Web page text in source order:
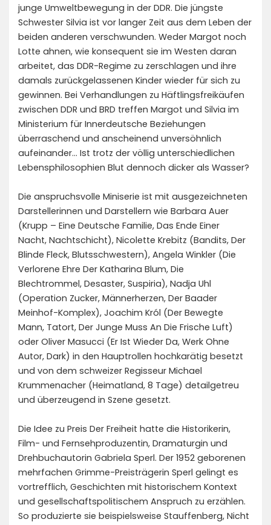
junge Umweltbewegung in der DDR. Die jüngste
Schwester Silvia ist vor langer Zeit aus dem Leben der
beiden anderen verschwunden. Weder Margot noch
Lotte ahnen, wie konsequent sie im Westen daran
arbeitet, das DDR-Regime zu zerschlagen und ihre
damals zurückgelassenen Kinder wieder für sich zu
gewinnen. Bei Verhandlungen zu Häftlingsfreikäufen
zwischen DDR und BRD treffen Margot und Silvia im
Ministerium für Innerdeutsche Beziehungen
überraschend und anscheinend unversöhnlich
aufeinander… Ist trotz der völlig unterschiedlichen
Lebensphilosophien Blut dennoch dicker als Wasser?
Die anspruchsvolle Miniserie ist mit ausgezeichneten
Darstellerinnen und Darstellern wie Barbara Auer
(Krupp – Eine Deutsche Familie, Das Ende Einer
Nacht, Nachtschicht), Nicolette Krebitz (Bandits, Der
Blinde Fleck, Blutsschwestern), Angela Winkler (Die
Verlorene Ehre Der Katharina Blum, Die
Blechtrommel, Desaster, Suspiria), Nadja Uhl
(Operation Zucker, Männerherzen, Der Baader
Meinhof-Komplex), Joachim Król (Der Bewegte
Mann, Tatort, Der Junge Muss An Die Frische Luft)
oder Oliver Masucci (Er Ist Wieder Da, Werk Ohne
Autor, Dark) in den Hauptrollen hochkarätig besetzt
und von dem schweizer Regisseur Michael
Krummenacher (Heimatland, 8 Tage) detailgetreu
und überzeugend in Szene gesetzt.
Die Idee zu Preis Der Freiheit hatte die Historikerin,
Film- und Fernsehproduzentin, Dramaturgin und
Drehbuchautorin Gabriela Sperl. Der 1952 geborenen
mehrfachen Grimme-Preisträgerin Sperl gelingt es
vortrefflich, Geschichten mit historischem Kontext
und gesellschaftspolitischem Anspruch zu erzählen.
So produzierte sie beispielsweise Stauffenberg, Nicht